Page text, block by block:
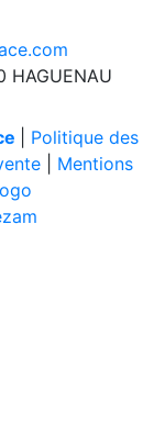
HAGUENAU
Politique des
| Mentions